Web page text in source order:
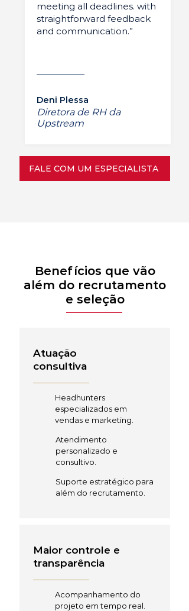
meeting all deadlines. with
straightforward feedback
and communication.”
Deni Plessa
Diretora de RH da
Upstream
FALE COM UM ESPECIALISTA
Benefícios que vão
além do recrutamento
e seleção
Atuação
consultiva
Headhunters
especializados em
vendas e marketing.
Atendimento
personalizado e
consultivo.
Suporte estratégico para
além do recrutamento.
Maior controle e
transparência
Acompanhamento do
projeto em tempo real.